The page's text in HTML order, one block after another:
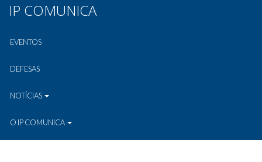
IP COMUNICA
EVENTOS
DEFESAS
NOTÍCIAS
O IP COMUNICA